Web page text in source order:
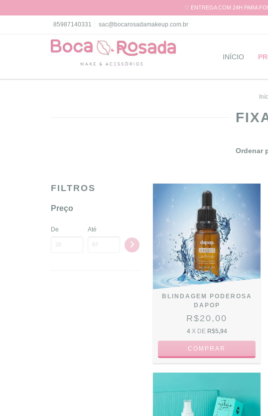
♡ ENTREGA COM 24H PARA
85987140331 sac@bocarosadamakeup.com.br
INÍCIO
Ordenar
FILTROS
Preço
De Até
BLINDAGEM PODEROSA
DAPOP
R$20,00
4 X DE R$5,94